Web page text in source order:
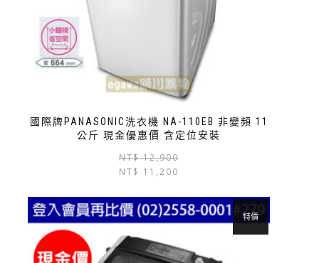
國際牌PANASONIC洗衣機 NA-110EB 非變頻 11
公斤 現金優惠價 含定位安裝
NT$12,900
NT$ 11,200
特價